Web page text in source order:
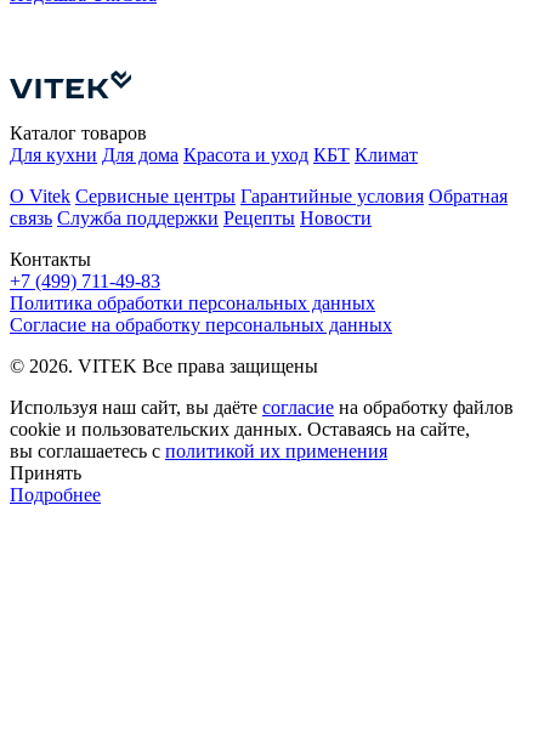
Контакты
+7 (499) 711-49-83
Каталог товаров
Для кухни Для дома Красота и уход КБТ Климат
О Vitek Сервисные центры Гарантийные условия Обратная
связь Служба поддержки Рецепты Новости
Политика обработки персональных данных
Согласие на обработку персональных данных
© 2026. VITEK Все права защищены
Используя наш сайт, вы даёте согласие на обработку файлов
cookie и пользовательских данных. Оставаясь на сайте,
вы соглашаетесь с политикой их применения
Принять
Подробнее